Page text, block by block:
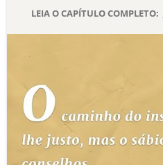
DEVOCIONAL DIÁRIO
ESTUDOS BÍBLICOS
ESBOÇOS DE PREGAÇÃO
LEIA O CAPÍTULO COMPLETO: